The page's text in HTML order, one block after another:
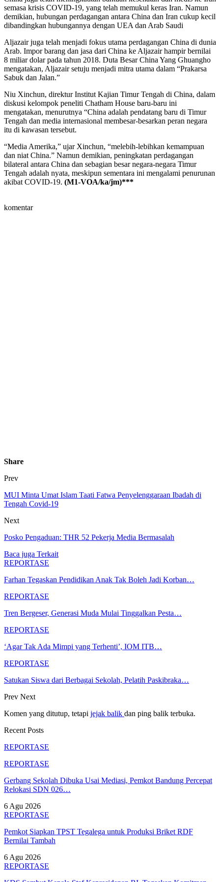
semasa krisis COVID-19, yang telah memukul keras Iran. Namun
demikian, hubungan perdagangan antara China dan Iran cukup kecil
dibandingkan hubungannya dengan UEA dan Arab Saudi
Aljazair juga telah menjadi fokus utama perdagangan China di dunia
Arab. Impor barang dan jasa dari China ke Aljazair hampir bernilai
8 miliar dolar pada tahun 2018. Duta Besar China Yang Ghuangho
mengatakan, Aljazair setuju menjadi mitra utama dalam “Prakarsa
Sabuk dan Jalan.”
Niu Xinchun, direktur Institut Kajian Timur Tengah di China, dalam
diskusi kelompok peneliti Chatham House baru-baru ini
mengatakan, menurutnya “China adalah pendatang baru di Timur
Tengah dan media internasional membesar-besarkan peran negara
itu di kawasan tersebut.
“Media Amerika,” ujar Xinchun, “melebih-lebihkan kemampuan
dan niat China.” Namun demikian, peningkatan perdagangan
bilateral antara China dan sebagian besar negara-negara Timur
Tengah adalah nyata, meskipun sementara ini mengalami penurunan
akibat COVID-19. (M1-VOA/ka/jm)***
komentar
Share
Prev
MUI Minta Umat Islam Taati Fatwa Penyelenggaraan Ibadah di
Tengah Covid-19
Next
Posko Pengaduan: THR 52 Pekerja Media Bermasalah
Baca juga Terkait
REPORTASE
Farhan Tegaskan Pendidikan Anak Tak Boleh Jadi Korban…
REPORTASE
Tren Bergeser, Generasi Muda Mulai Tinggalkan Pesta…
REPORTASE
‘Agar Tak Ada Mimpi yang Terhenti’, IOM ITB…
REPORTASE
Satukan Siswa dari Berbagai Sekolah, Pelatih Paskibraka…
Prev Next
Komen yang ditutup, tetapi jejak balik dan ping balik terbuka.
Recent Posts
REPORTASE
REPORTASE
Gerbang Sekolah Dibuka Usai Mediasi, Pemkot Bandung Percepat
Relokasi SDN 026…
6 Agu 2026
REPORTASE
Pemkot Siapkan TPST Tegalega untuk Produksi Briket RDF
Bernilai Tambah
6 Agu 2026
REPORTASE